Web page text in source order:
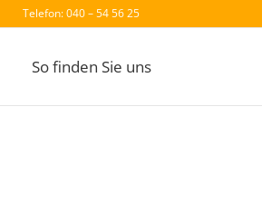
Telefon: 040 – 54 56 25
So finden Sie uns